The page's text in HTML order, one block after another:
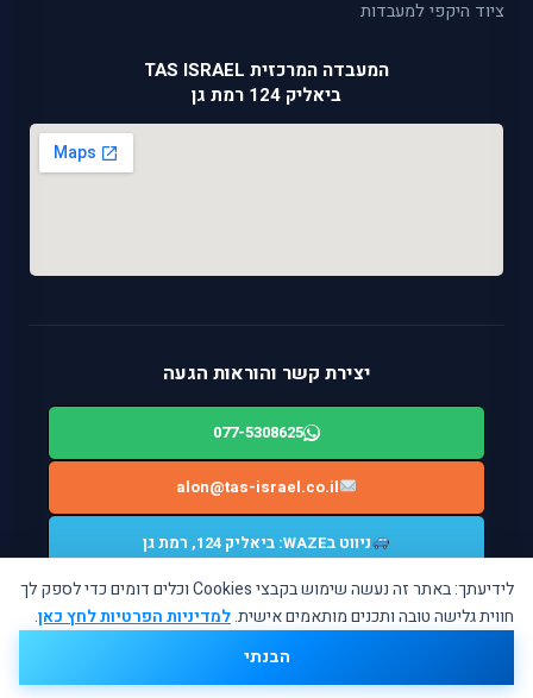
לידיעתך: באתר זה נעשה שימוש בקבצי Cookies וכלים דומים כדי לספק לך
חווית גלישה טובה ותכנים מותאמים אישית.למדיניות הפרטיות לחץ כאן.
הבנתי
ציוד היקפי למעבדות
המעבדה המרכזית TAS ISRAEL
ביאליק 124 רמת גן
יצירת קשר והוראות הגעה
077-5308625
alon@tas-israel.co.il
ניווט בWAZE: ביאליק 124, רמת גן